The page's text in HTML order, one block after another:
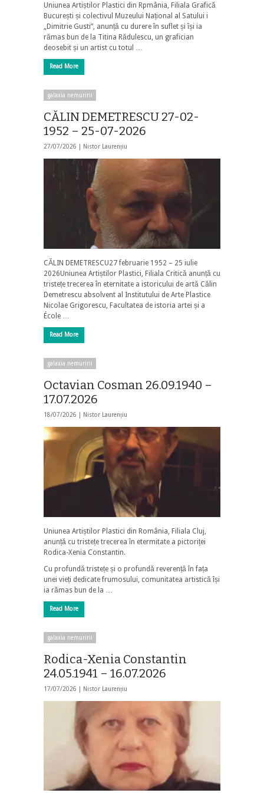
Uniunea Artiștilor Plastici din Rpmânia, Filiala Grafică
București și colectivul Muzeului Național al Satului i
„Dimitrie Gusti”, anunță cu durere în suflet și își ia
rămas bun de la Titina Rădulescu, un grafician
deosebit și un artist cu totul …
Read More
galaxia nemuririi
CĂLIN DEMETRESCU 27-02-
1952 – 25-07-2026
27/07/2026 | Nistor Laurențiu
CĂLIN DEMETRESCU27 februarie 1952 – 25 iulie
2026Uniunea Artiștilor Plastici, Filiala Critică anunță cu
tristețe trecerea în eternitate a istoricului de artă Călin
Demetrescu absolvent al Institutului de Arte Plastice
Nicolae Grigorescu, Facultatea de istoria artei și a
École …
Read More
galaxia nemuririi
Octavian Cosman 26.09.1940 –
17.07.2026
18/07/2026 | Nistor Laurențiu
Uniunea Artiștilor Plastici din România, Filiala Cluj,
anunță cu tristețe trecerea în etermitate a pictoriței
Rodica-Xenia Constantin.
Cu profundă tristețe și o profundă reverență în fața
unei vieți dedicate frumosului, comunitatea artistică își
ia rămas bun de la …
Read More
galaxia nemuririi
Rodica-Xenia Constantin
24.05.1941 – 16.07.2026
17/07/2026 | Nistor Laurențiu